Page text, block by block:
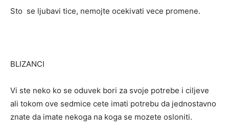
Sto se ljubavi tice, nemojte ocekivati vece promene.
BLIZANCI
Vi ste neko ko se oduvek bori za svoje potrebe i ciljeve
ali tokom ove sedmice cete imati potrebu da jednostavno
znate da imate nekoga na koga se mozete osloniti.